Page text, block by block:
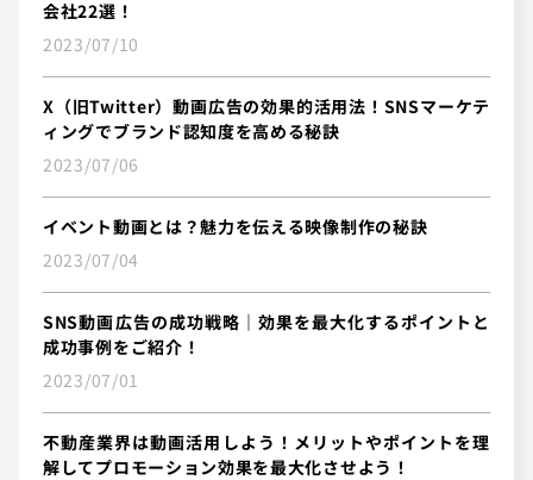
会社22選！
2023/07/10
X（旧Twitter）動画広告の効果的活用法！SNSマーケテ
ィングでブランド認知度を高める秘訣
2023/07/06
イベント動画とは？魅力を伝える映像制作の秘訣
2023/07/04
SNS動画広告の成功戦略｜効果を最大化するポイントと
成功事例をご紹介！
2023/07/01
不動産業界は動画活用しよう！メリットやポイントを理
解してプロモーション効果を最大化させよう！